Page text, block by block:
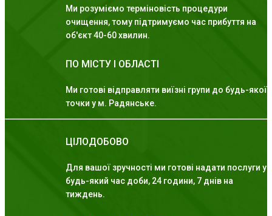
Ми розуміємо терміновість процедури
очищення, тому підтримуємо час прибуття на
об'єкт 40-60 хвилин.
ПО МІСТУ І ОБЛАСТІ
Ми готові відправляти виїзні групи до будь-якої
точки у м. Радянське.
ЦІЛОДОБОВО
Для вашої зручності ми готові надати послуги у
будь-який час доби, 24 години, 7 днів на
тиждень.